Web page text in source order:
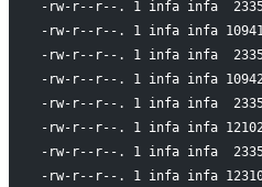
-rw-r--r--. 1 infa infa  2335 Oct
-rw-r--r--. 1 infa infa 10941
-rw-r--r--. 1 infa infa  2335 Oct
-rw-r--r--. 1 infa infa 10942
-rw-r--r--. 1 infa infa  2335 Oct
-rw-r--r--. 1 infa infa 12102
-rw-r--r--. 1 infa infa  2335 Oct
-rw-r--r--. 1 infa infa 12310